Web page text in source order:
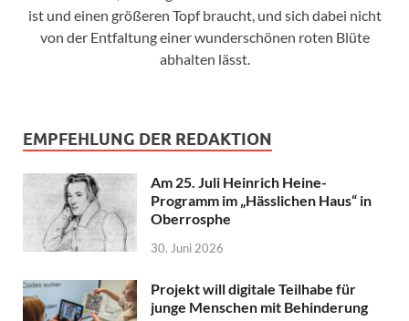
ist und einen größeren Topf braucht, und sich dabei nicht
von der Entfaltung einer wunderschönen roten Blüte
abhalten lässt.
EMPFEHLUNG DER REDAKTION
Am 25. Juli Heinrich Heine-
Programm im „Hässlichen Haus“ in
Oberrosphe
30. Juni 2026
Projekt will digitale Teilhabe für
junge Menschen mit Behinderung